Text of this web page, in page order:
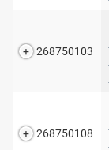
268750103
268750108